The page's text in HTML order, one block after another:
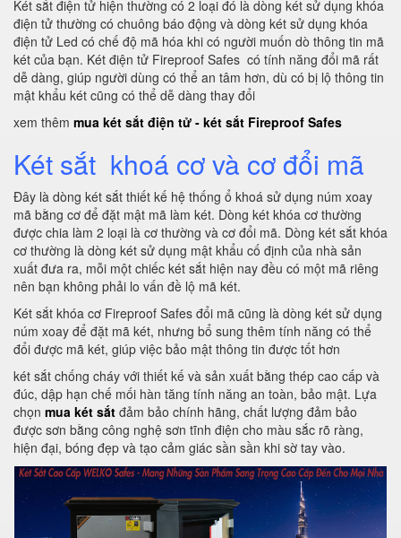
Két sắt điện tử hiện thường có 2 loại đó là dòng két sử dụng khóa
điện tử thường có chuông báo động và dòng két sử dụng khóa
điện tử Led có chế độ mã hóa khi có người muốn dò thông tin mã
két của bạn. Két điện tử Fireproof Safes có tính năng đổi mã rất
dễ dàng, giúp người dùng có thể an tâm hơn, dù có bị lộ thông tin
mật khẩu két cũng có thể dễ dàng thay đổi
xem thêm mua két sắt điện tử - két sắt Fireproof Safes
Két sắt khoá cơ và cơ đổi mã
Đây là dòng két sắt thiết kế hệ thống ổ khoá sử dụng núm xoay
mã bằng cơ để đặt mật mã làm két. Dòng két khóa cơ thường
được chia làm 2 loại là cơ thường và cơ đổi mã. Dòng két sắt khóa
cơ thường là dòng két sử dụng mật khẩu cố định của nhà sản
xuất đưa ra, mỗi một chiếc két sắt hiện nay đều có một mã riêng
nên bạn không phải lo vấn đề lộ mã két.
Két sắt khóa cơ Fireproof Safes đổi mã cũng là dòng két sử dụng
núm xoay để đặt mã két, nhưng bổ sung thêm tính năng có thể
đổi được mã két, giúp việc bảo mật thông tin được tốt hơn
két sắt chống cháy với thiết kế và sản xuất bằng thép cao cấp và
đúc, dập hạn chế mối hàn tăng tính năng an toàn, bảo mật. Lựa
chọn mua két sắt đảm bảo chính hãng, chất lượng đảm bảo
được sơn bằng công nghệ sơn tĩnh điện cho màu sắc rõ ràng,
hiện đại, bóng đẹp và tạo cảm giác sần sần khi sờ tay vào.